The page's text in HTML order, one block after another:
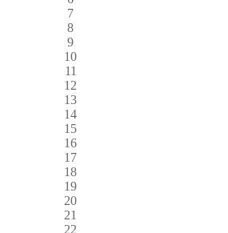
7
8
9
10
11
12
13
14
15
16
17
18
19
20
21
22